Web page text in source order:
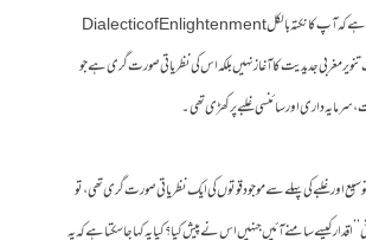
لبادہ اوڑھا دیا۔ خلاصہ یہ ہے کہ آپ کا نکتہ بالکل Dialectic of Enlightenment
مغربی جدیدیت کا آغاز نہیں بلکہ اس کی نظریاتی صورت گری ہے جو
سرمایہ داری اور سائنسی غلبے پر کھڑی تھی۔
اور غلبے کی پہلے سے موجود قوتوں کی ایک نظریاتی صورت گری تھی، تو
اقدار کیسے سامنے آئیں جنہیں اس نے پیش کیا؟ کیا یہ کہا جا سکتا ہے کہ یہ